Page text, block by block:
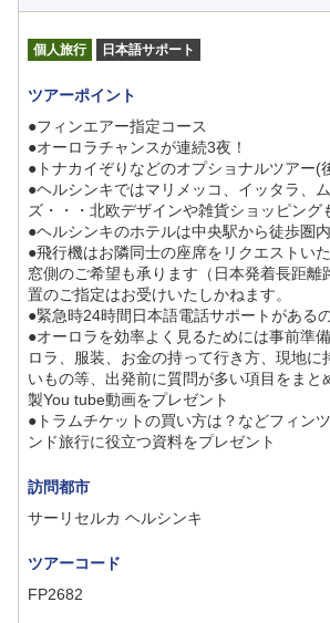
個人旅行 日本語サポート
ツアーポイント
●フィンエアー指定コース
●オーロラチャンスが連続3夜！
●トナカイぞりなどのオプショナルツアー(
●ヘルシンキではマリメッコ、イッタラ、
ズ・・・北欧デザインや雑貨ショッピング
●ヘルシンキのホテルは中央駅から徒歩圏内
●飛行機はお隣同士の座席をリクエストい
窓側のご希望も承ります（日本発着長距離
置のご指定はお受けいたしかねます。
●緊急時24時間日本語電話サポートがある
●オーロラを効率よく見るためには事前準
ロラ、服装、お金の持って行き方、現地に
いもの等、出発前に質問が多い項目をまと
製You tube動画をプレゼント
●トラムチケットの買い方は？などフィン
ンド旅行に役立つ資料をプレゼント
訪問都市
サーリセルカ ヘルシンキ
ツアーコード
FP2682